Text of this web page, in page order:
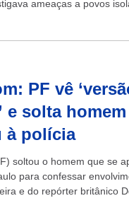
ameaças a povos
PF vê
e solta
à polícia
soltou o homem que se
para confessar
e do repórter britânico